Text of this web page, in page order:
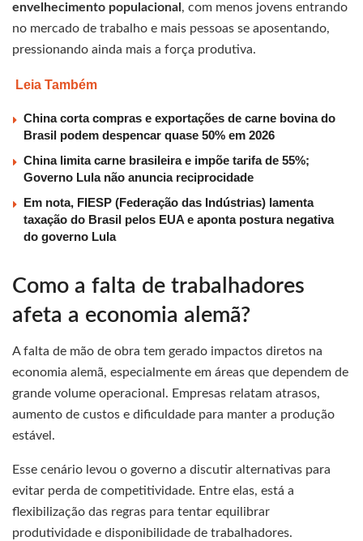
envelhecimento populacional , com menos jovens entrando
no mercado de trabalho e mais pessoas se aposentando,
pressionando ainda mais a força produtiva.
Leia Também
China corta compras e exportações de carne bovina do
Brasil podem despencar quase 50% em 2026
China limita carne brasileira e impõe tarifa de 55%;
Governo Lula não anuncia reciprocidade
Em nota, FIESP (Federação das Indústrias) lamenta
taxação do Brasil pelos EUA e aponta postura negativa
do governo Lula
Como a falta de trabalhadores
afeta a economia alemã?
A falta de mão de obra tem gerado impactos diretos na
economia alemã, especialmente em áreas que dependem de
grande volume operacional. Empresas relatam atrasos,
aumento de custos e dificuldade para manter a produção
estável.
Esse cenário levou o governo a discutir alternativas para
evitar perda de competitividade. Entre elas, está a
flexibilização das regras para tentar equilibrar
produtividade e disponibilidade de trabalhadores.